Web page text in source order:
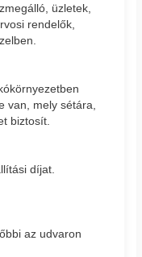
üzletek,
rendelők,
van, mely sétára,
biztosít.
díjat.
az udvaron